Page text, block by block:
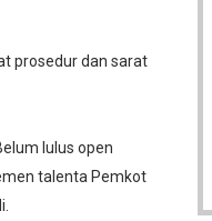
prosedur dan sarat
lulus open
talenta Pemkot